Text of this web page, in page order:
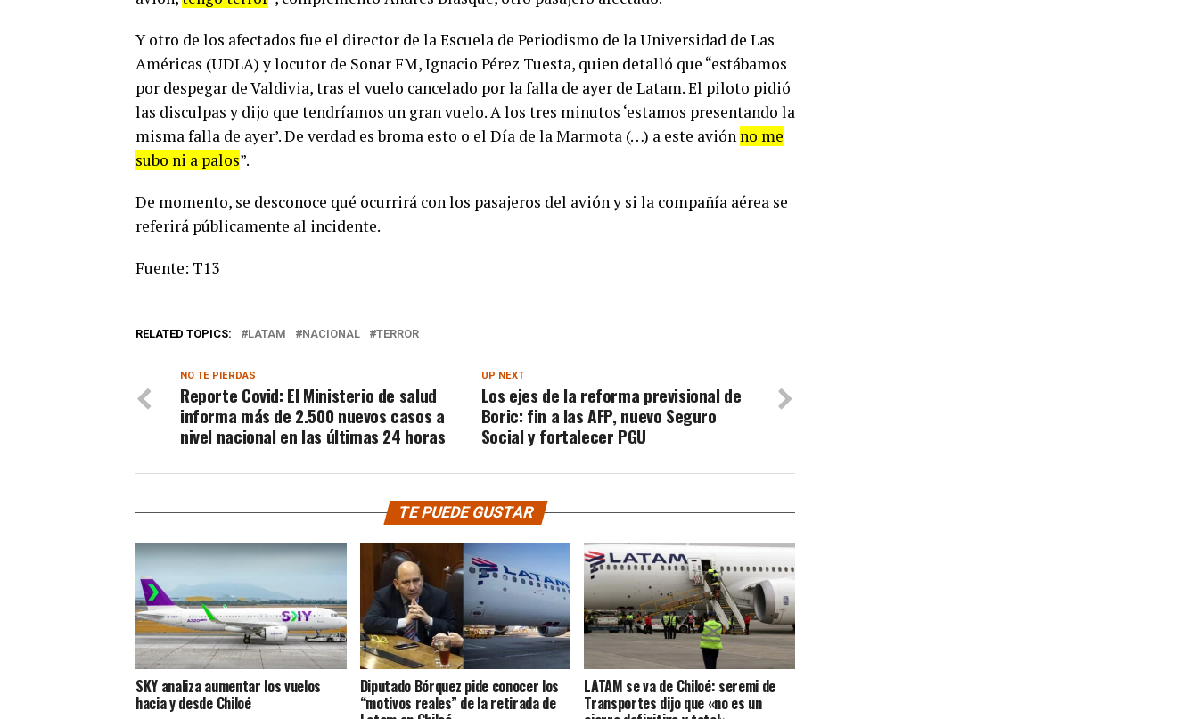
Y otro de los afectados fue el director de la Escuela de Periodismo de la Universidad de Las
Américas (UDLA) y locutor de Sonar FM, Ignacio Pérez Tuesta, quien detalló que “estábamos
por despegar de Valdivia, tras el vuelo cancelado por la falla de ayer de Latam. El piloto pidió
las disculpas y dijo que tendríamos un gran vuelo. A los tres minutos ‘estamos presentando la
misma falla de ayer’. De verdad es broma esto o el Día de la Marmota (…) a este avión no me
subo ni a palos”.
De momento, se desconoce qué ocurrirá con los pasajeros del avión y si la compañía aérea se
referirá públicamente al incidente.
Fuente: T13
RELATED TOPICS: LATAM NACIONAL TERROR
UP NEXT
Los ejes de la reforma previsional de
Boric: fin a las AFP, nuevo Seguro
Social y fortalecer PGU
NO TE PIERDAS
Reporte Covid: El Ministerio de salud
informa más de 2.500 nuevos casos a
nivel nacional en las últimas 24 horas
TE PUEDE GUSTAR
SKY analiza aumentar los vuelos
hacia y desde Chiloé
Diputado Bórquez pide conocer los
“motivos reales” de la retirada de
LATAM se va de Chiloé: seremi de
Transportes dijo que «no es un